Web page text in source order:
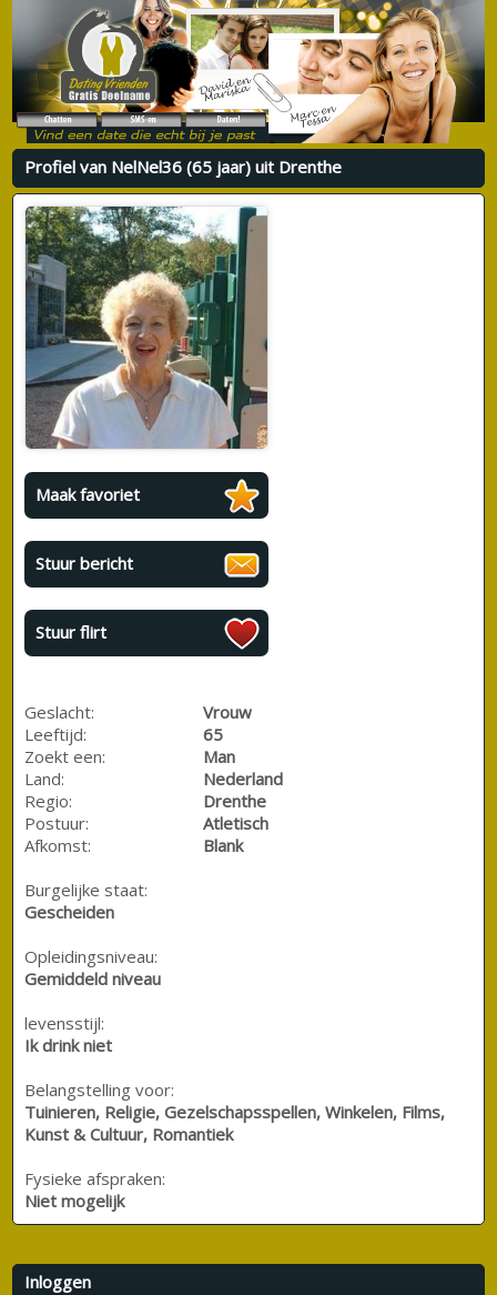
Profiel van NelNel36 (65 jaar) uit Drenthe
Maak favoriet
Stuur bericht
Stuur flirt
Geslacht:
Vrouw
Leeftijd:
65
Zoekt een:
Man
Land:
Nederland
Regio:
Drenthe
Postuur:
Atletisch
Afkomst:
Blank
Burgelijke staat:
Gescheiden
Opleidingsniveau:
Gemiddeld niveau
levensstijl:
Ik drink niet
Belangstelling voor:
Tuinieren, Religie, Gezelschapsspellen, Winkelen, Films,
Kunst & Cultuur, Romantiek
Fysieke afspraken:
Niet mogelijk
Inloggen